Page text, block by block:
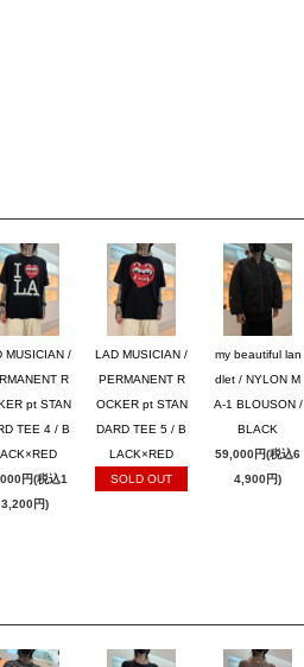
MUSICIAN /
R
pt STAN
TEE 4 / B
円(税込1
3,200円)
LAD MUSICIAN /
PERMANENT R
OCKER pt STAN
DARD TEE 5 / B
LACK×RED
SOLD OUT
my beautiful lan
dlet / NYLON M
A-1 BLOUSON /
BLACK
59,000円(税込6
4,900円)